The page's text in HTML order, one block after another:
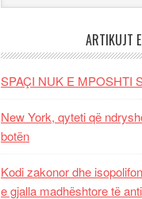
ARTIKUJT
SPAÇI NUK E MPOSHTI
New York, qyteti që
botën
Kodi zakonor dhe
e gjalla madhështore të